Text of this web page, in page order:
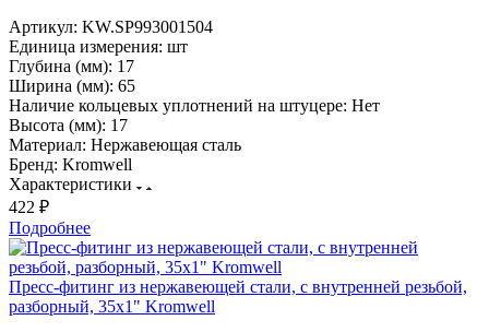
Артикул: KW.SP993001504
Единица измерения: шт
Глубина (мм): 17
Ширина (мм): 65
Наличие кольцевых уплотнений на штуцере: Нет
Высота (мм): 17
Материал: Нержавеющая сталь
Бренд: Kromwell
Характеристики
422 ₽
Подробнее
Пресс-фитинг из нержавеющей стали, с внутренней резьбой,
разборный, 35х1" Kromwell